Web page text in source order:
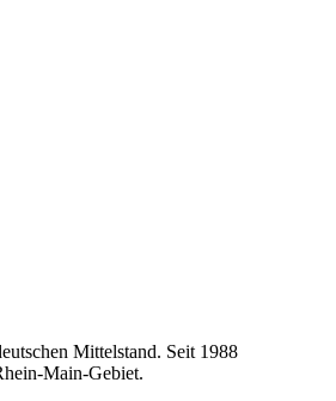
Mittelstand. Seit 1988
Main-Gebiet.